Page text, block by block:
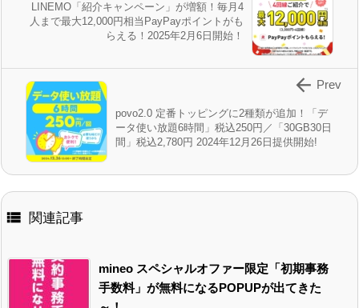
LINEMO「紹介キャンペーン」が増額！毎月4
人まで最大12,000円相当PayPayポイントがも
らえる！2025年2月6日開始！
povo2.0 定番トッピングに2種類が追加！「デ
ータ使い放題6時間」税込250円／「30GB30日
間」税込2,780円 2024年12月26日提供開始!
 Prev
 関連記事
mineo スペシャルオファー限定「初期事務
手数料」が無料になるPOPUPが出てきた